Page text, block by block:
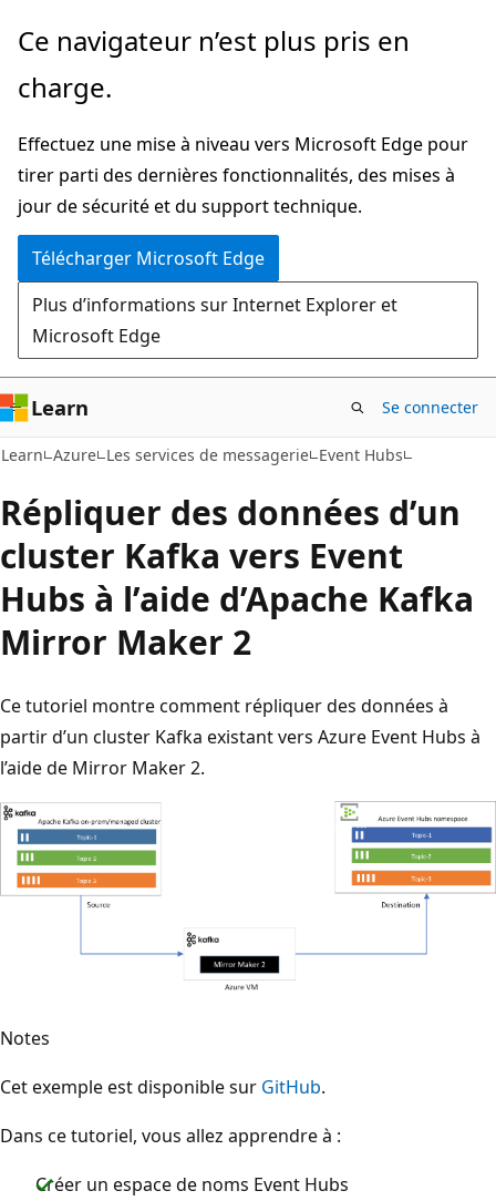
Passer
directement
au
principal
Ce navigateur n’est plus pris en
charge.
Effectuez une mise à niveau vers Microsoft Edge pour
tirer parti des dernières fonctionnalités, des mises à
jour de sécurité et du support technique.
Télécharger Microsoft Edge
Plus d’informations sur Internet Explorer et
Microsoft Edge
Learn Se connecter
Learn Azure Les services de messagerie Event Hubs
Répliquer des données d’un
cluster Kafka vers Event
Hubs à l’aide d’Apache Kafka
Mirror Maker 2
Ce tutoriel montre comment répliquer des données à
partir d’un cluster Kafka existant vers Azure Event Hubs à
l’aide de Mirror Maker 2.
Notes
Cet exemple est disponible sur GitHub.
Dans ce tutoriel, vous allez apprendre à :
Créer un espace de noms Event Hubs